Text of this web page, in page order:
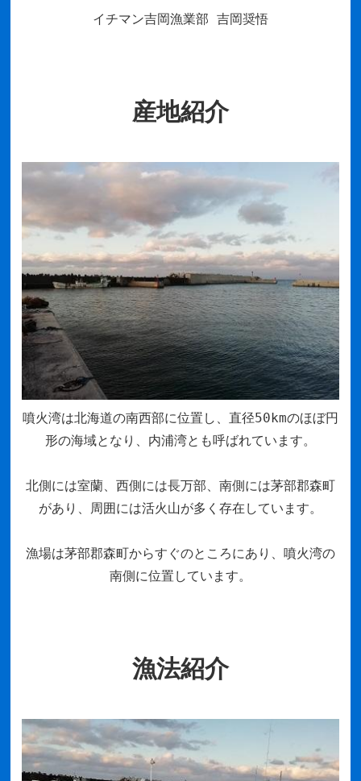
イチマン吉岡漁業部 吉岡奨悟
産地紹介
噴火湾は北海道の南西部に位置し、直径50kmのほぼ円
形の海域となり、内浦湾とも呼ばれています。
北側には室蘭、西側には長万部、南側には茅部郡森町
があり、周囲には活火山が多く存在しています。
漁場は茅部郡森町からすぐのところにあり、噴火湾の
南側に位置しています。
漁法紹介